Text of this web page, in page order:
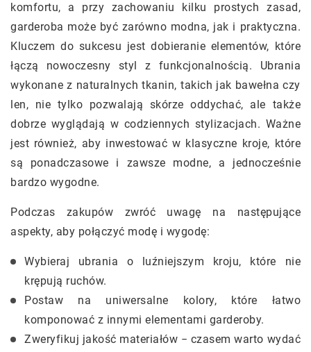
komfortu, a przy zachowaniu kilku prostych zasad,
garderoba może być zarówno modna, jak i praktyczna.
Kluczem do sukcesu jest dobieranie elementów, które
łączą nowoczesny styl z funkcjonalnością. Ubrania
wykonane z naturalnych tkanin, takich jak bawełna czy
len, nie tylko pozwalają skórze oddychać, ale także
dobrze wyglądają w codziennych stylizacjach. Ważne
jest również, aby inwestować w klasyczne kroje, które
są ponadczasowe i zawsze modne, a jednocześnie
bardzo wygodne.
Podczas zakupów zwróć uwagę na następujące
aspekty, aby połączyć modę i wygodę:
Wybieraj ubrania o luźniejszym kroju, które nie
krępują ruchów.
Postaw na uniwersalne kolory, które łatwo
komponować z innymi elementami garderoby.
Zweryfikuj jakość materiałów − czasem warto wydać